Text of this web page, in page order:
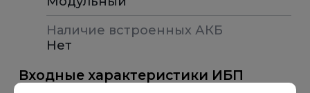
Ваших объектов в любых регионах.
Наличие встроенных АКБ
Нет
Входные характеристики ИБП